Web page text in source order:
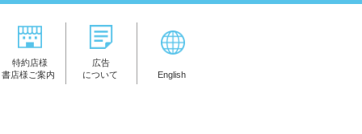
特約店様
書店様ご案内
広告
について
English